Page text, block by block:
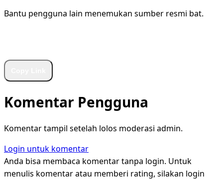
Bantu pengguna lain menemukan sumber resmi bat.
Komentar Pengguna
Komentar tampil setelah lolos moderasi admin.
Login untuk komentar
Anda bisa membaca komentar tanpa login. Untuk
menulis komentar atau memberi rating, silakan login